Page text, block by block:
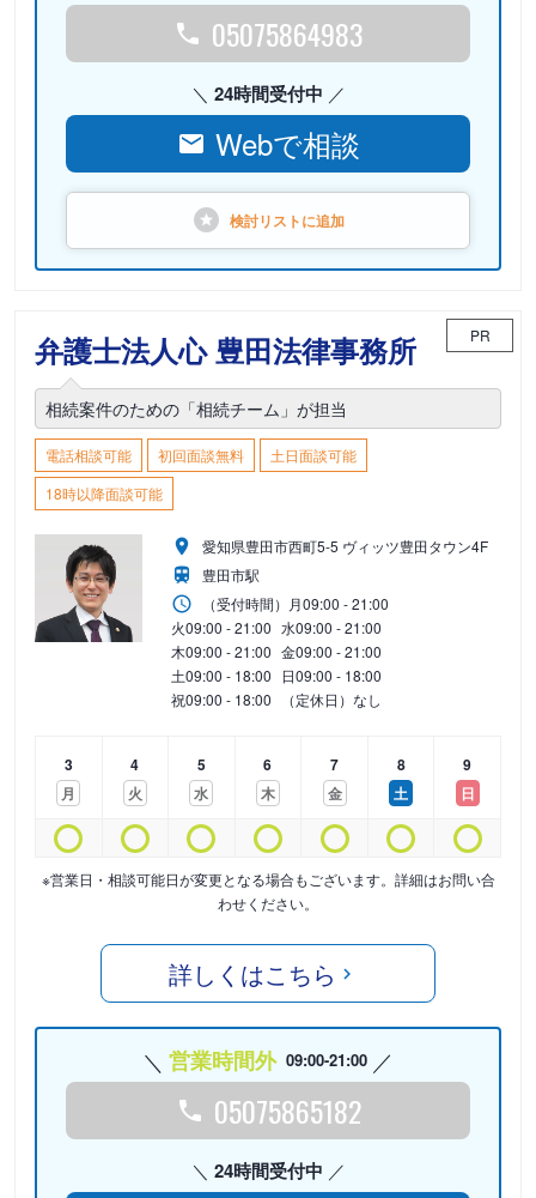
05075864983
24時間受付中
Webで相談
検討リストに追加
弁護士法人心 豊田法律事務所 PR
相続案件のための「相続チーム」が担当
電話相談可能 初回面談無料
土日面談可能
18時以降面談可能
愛知県豊田市西町5-5 ヴィッツ豊田タウン4F
豊田市駅
（受付時間） 月09:00 - 21:00
火09:00 - 21:00 水09:00 - 21:00
木09:00 - 21:00 金09:00 - 21:00
土09:00 - 18:00 日09:00 - 18:00
祝09:00 - 18:00 （定休日）なし
3
月
4
火
5
水
6
木
7
金
8
土
9
日
※営業日・相談可能日が変更となる場合もございます。詳細はお問い合
わせください。
詳しくはこちら
営業時間外 09:00-21:00
05075865182
24時間受付中